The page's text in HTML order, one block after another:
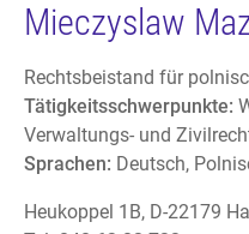
Mieczyslaw
Rechtsbeistand für
Tätigkeitsschwerpunkte:
Verwaltungs- und
Sprachen: Deutsch,
Heukoppel 1B, D-22179